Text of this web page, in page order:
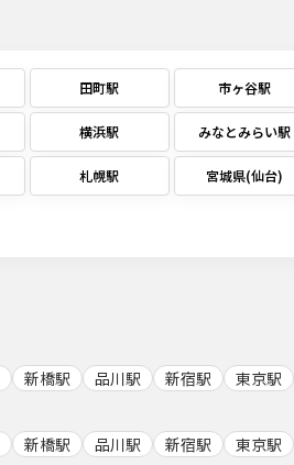
田町駅 市ヶ谷駅
横浜駅 みなとみらい駅
札幌駅 宮城県(仙台)
新橋駅 品川駅 新宿駅 東京駅
新橋駅 品川駅 新宿駅 東京駅